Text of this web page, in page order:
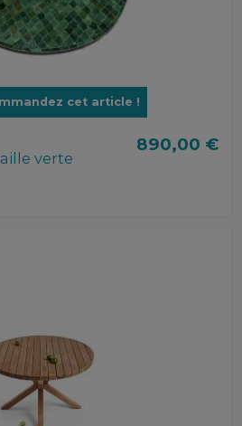
cet article !
verte
890,00 €